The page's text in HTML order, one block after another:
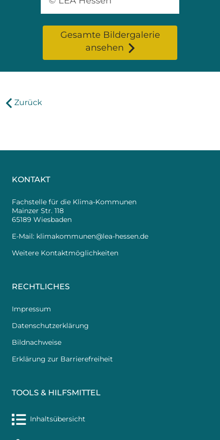
Gesamte Bildergalerie
ansehen
Zurück
KONTAKT
Fachstelle für die Klima-Kommunen
Mainzer Str. 118
65189 Wiesbaden
E-Mail: klimakommunen@lea-hessen.de
Weitere Kontaktmöglichkeiten
RECHTLICHES
Impressum
Datenschutzerklärung
Bildnachweise
Erklärung zur Barrierefreiheit
TOOLS & HILFSMITTEL
Inhaltsübersicht